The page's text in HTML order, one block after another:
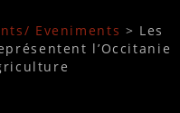
Eveniments > Les
l’Occitanie